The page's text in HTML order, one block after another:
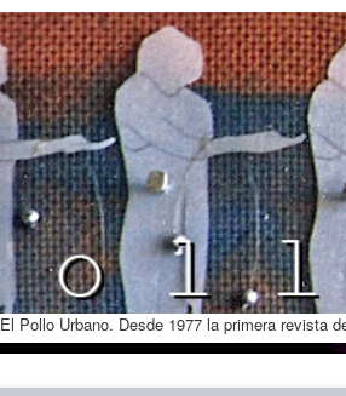
Pollo Urbano. Desde 1977 la primera revista